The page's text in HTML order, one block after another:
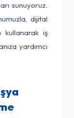
sunuyoruz.
dijital
kullanarak iş
yardımcı